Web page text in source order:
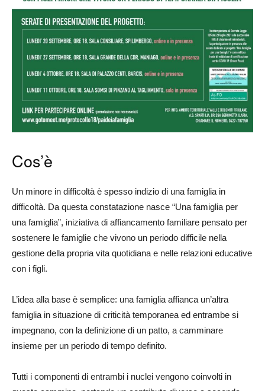
Cos’è
Un minore in difficoltà è spesso indizio di una famiglia in
difficoltà. Da questa constatazione nasce “Una famiglia per
una famiglia”, iniziativa di affiancamento familiare pensato per
sostenere le famiglie che vivono un periodo difficile nella
gestione della propria vita quotidiana e nelle relazioni educative
con i figli.
L’idea alla base è semplice: una famiglia affianca un’altra
famiglia in situazione di criticità temporanea ed entrambe si
impegnano, con la definizione di un patto, a camminare
insieme per un periodo di tempo definito.
Tutti i componenti di entrambi i nuclei vengono coinvolti in